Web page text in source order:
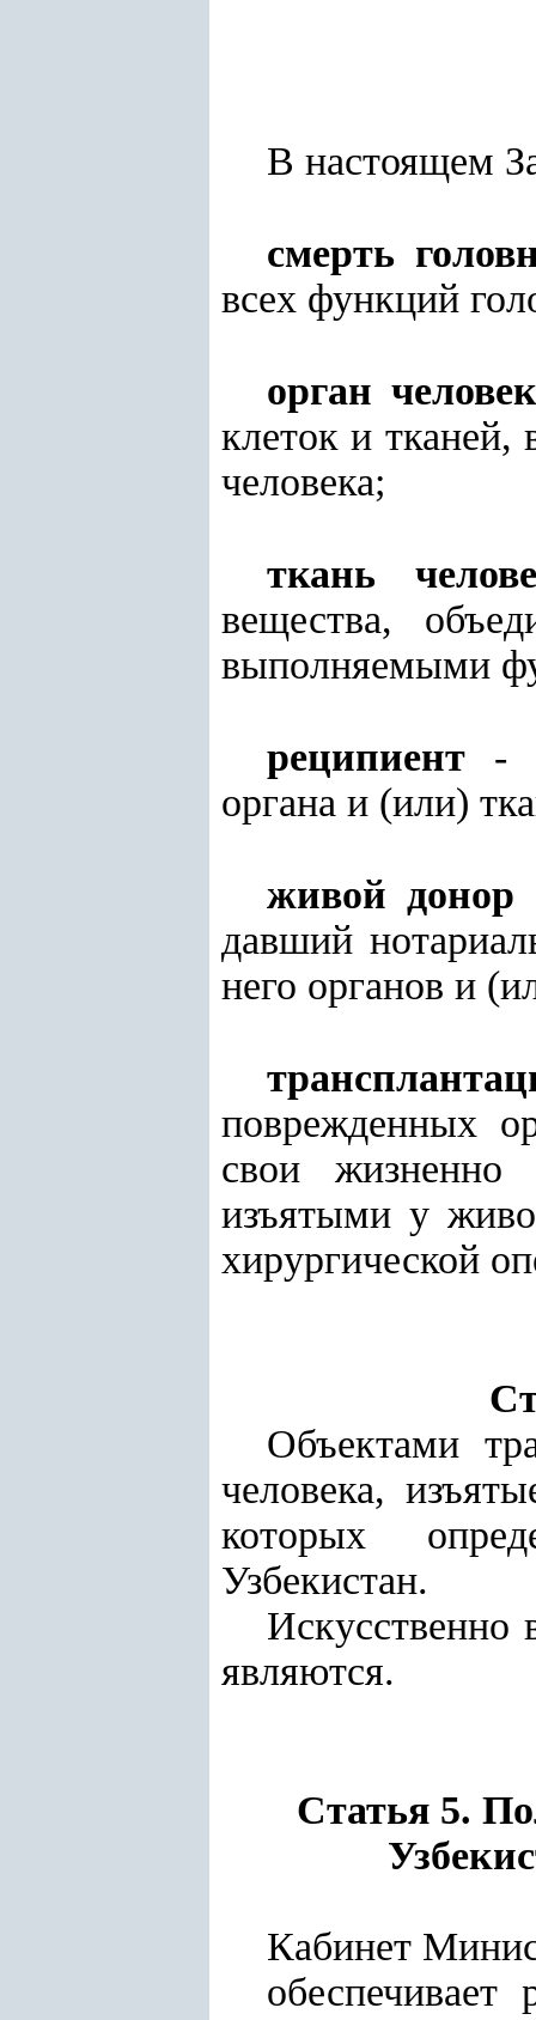
В настоящем
смерть
всех функций
орган
клеток и
человека;
ткань
вещества,
выполняемыми
реципиент -
органа и (или)
живой донор
давший
него органов и
поврежденных
свои
изъятыми у
хирургической
Объектами
человека,
которых
Узбекистан.
Искусственно
являются.
Статья 5.
Кабинет
обеспечивает